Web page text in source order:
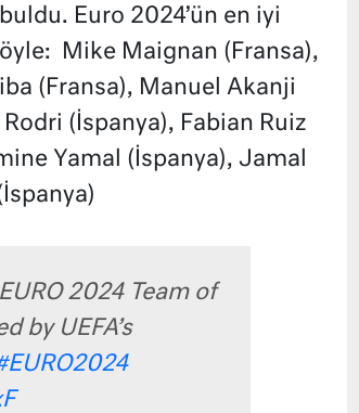
Euro 2024’ün en iyi
Mike Maignan (Fransa),
(Fransa), Manuel Akanji
(İspanya), Fabian Ruiz
Yamal (İspanya), Jamal
2024 Team of
by UEFA’s